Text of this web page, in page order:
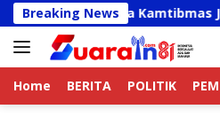
Langsung
ke
konten
Breaking News
Jaga Kamtibmas Jelang HUT RI
Home BERITA POLITIK